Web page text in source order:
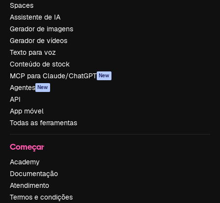
Spaces
Assistente de IA
Gerador de imagens
Gerador de vídeos
Texto para voz
Conteúdo de stock
MCP para Claude/ChatGPT New
Agentes New
API
App móvel
Todas as ferramentas
Começar
Academy
Documentação
Atendimento
Termos e condições